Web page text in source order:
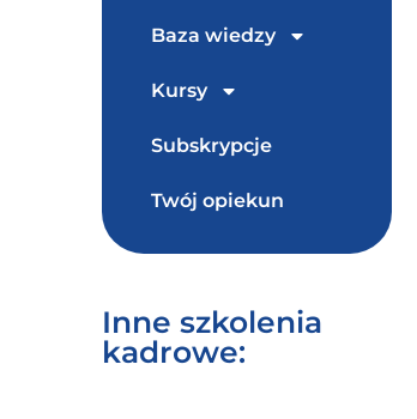
Baza wiedzy
Kursy
Subskrypcje
Twój opiekun
Inne szkolenia
kadrowe: